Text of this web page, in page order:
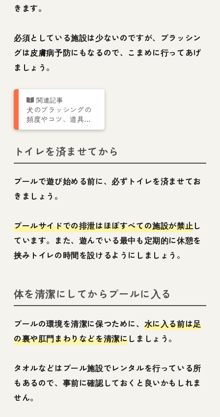
きます。
必須としている施設は少ないのですが、ブラッシン
グは皮膚病予防にもなるので、こまめに行ってあげ
ましょう。
犬のブラッシングの
頻度やコツ、道具、
嫌がる場合のやり方
トイレを済ませてから
プールで遊び始める前に、必ずトイレを済ませてお
きましょう。
プールサイドでの排泄はほぼすべての施設が禁止し
ています。また、遊んでいる最中も定期的に休憩を
挟みトイレの時間を設けるようにしましょう。
体を清潔にしてからプールに入る
プールの環境を清潔に保つために、 水に入る前は足
の裏や肛門まわりなどを清潔にしましょう。
タオルなどはプール施設でレンタルを行っている所
もあるので、事前に確認しておくと良いかもしれま
せん。